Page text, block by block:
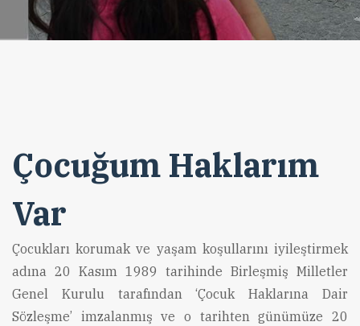
Çocuğum Haklarım
Var
Çocukları korumak ve yaşam koşullarını iyileştirmek
adına 20 Kasım 1989 tarihinde Birleşmiş Milletler
Genel Kurulu tarafından ‘Çocuk Haklarına Dair
Sözleşme’ imzalanmış ve o tarihten günümüze 20